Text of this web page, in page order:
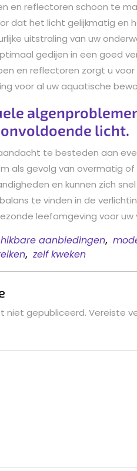
en reflectoren schoon te
dat het licht gelijkmatig en
uitstraling van uw
gedijen in een goed
en reflectoren zorgt u
voor al uw aquatische
licht.
te besteden aan
als gevolg van overmatig
en kunnen zich
te vinden in de
leefomgeving voor
aanbiedingen,
, zelf kweken
niet gepubliceerd. Vereiste